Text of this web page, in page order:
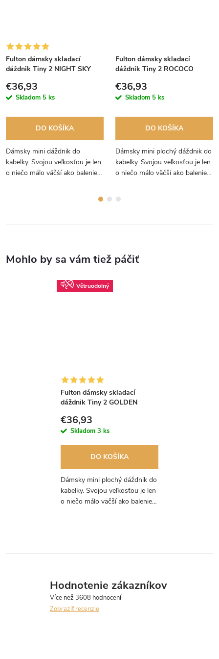
Fulton dámsky skladací
dáždnik Tiny 2 NIGHT SKY
€36,93
Skladom 5 ks
DO KOŠÍKA
Dámsky mini dáždnik do
kabelky. Svojou veľkosťou je len
o niečo málo väčší ako balenie
Roztomilé strieborné hviezdičky
Fulton dámsky skladací
dáždnik Tiny 2 ROCOCO
€36,93
Skladom 5 ks
DO KOŠÍKA
Dámsky mini plochý dáždnik do
kabelky. Svojou veľkosťou je len
o niečo málo väčší ako balenie
Originálny dizajn z návrhárskej
Větruodolný
Fulton dámsky skladací
dáždnik Tiny 2 GOLDEN
€36,93
Skladom 3 ks
DO KOŠÍKA
Dámsky mini plochý dáždnik do
kabelky. Svojou veľkosťou je len
o niečo málo väčší ako balenie
Hodnotenie zákazníkov
Zobraziť recenzie